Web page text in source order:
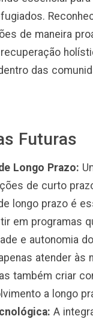
de maneira
das
Futuras
Longo Prazo:
de curto
longo prazo é
em programas
e autonomia
atender às
também criar
a longo
A